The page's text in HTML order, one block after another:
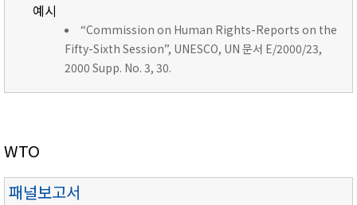
예시
“Commission on Human Rights-Reports on the
Fifty-Sixth Session”, UNESCO, UN 문서 E/2000/23,
2000 Supp. No. 3, 30.
WTO
패널보고서